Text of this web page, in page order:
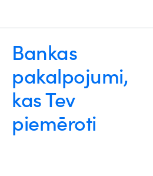
Bankas
pakalpojumi,
kas Tev
piemēroti